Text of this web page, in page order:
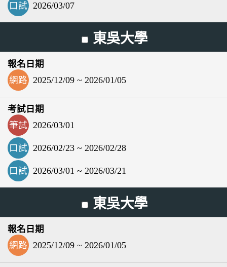
口試 2026/03/07
東吳大學
網路 2025/12/09 ~ 2026/01/05
筆試 2026/03/01
口試 2026/02/23 ~ 2026/02/28
口試 2026/03/01 ~ 2026/03/21
東吳大學
網路 2025/12/09 ~ 2026/01/05